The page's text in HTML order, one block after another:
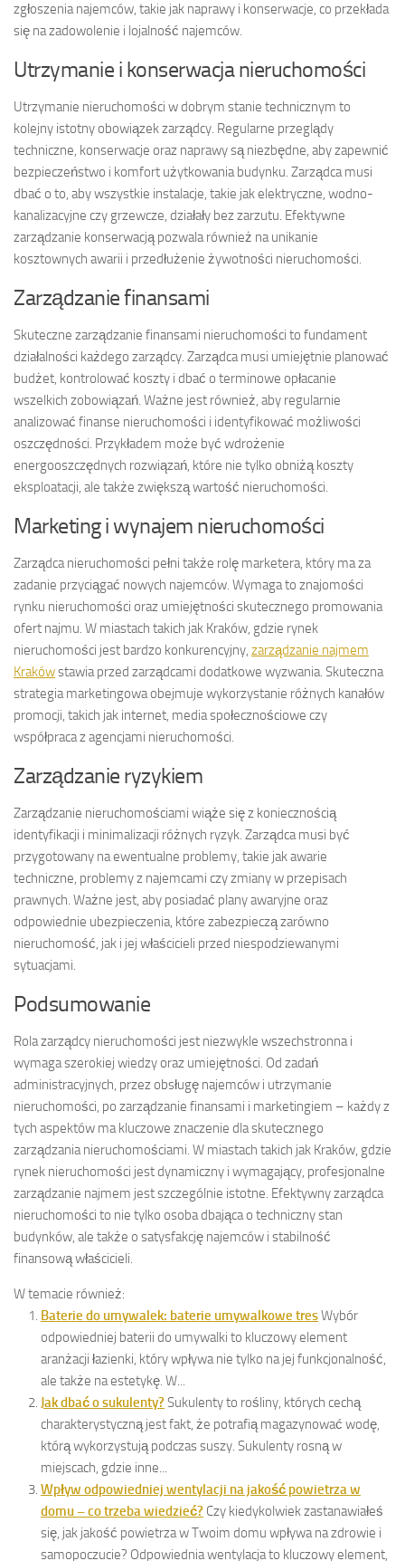
zgłoszenia najemców, takie jak naprawy i konserwacje, co przekłada
się na zadowolenie i lojalność najemców.
Utrzymanie i konserwacja nieruchomości
Utrzymanie nieruchomości w dobrym stanie technicznym to
kolejny istotny obowiązek zarządcy. Regularne przeglądy
techniczne, konserwacje oraz naprawy są niezbędne, aby zapewnić
bezpieczeństwo i komfort użytkowania budynku. Zarządca musi
dbać o to, aby wszystkie instalacje, takie jak elektryczne, wodno-
kanalizacyjne czy grzewcze, działały bez zarzutu. Efektywne
zarządzanie konserwacją pozwala również na unikanie
kosztownych awarii i przedłużenie żywotności nieruchomości.
Zarządzanie finansami
Skuteczne zarządzanie finansami nieruchomości to fundament
działalności każdego zarządcy. Zarządca musi umiejętnie planować
budżet, kontrolować koszty i dbać o terminowe opłacanie
wszelkich zobowiązań. Ważne jest również, aby regularnie
analizować finanse nieruchomości i identyfikować możliwości
oszczędności. Przykładem może być wdrożenie
energooszczędnych rozwiązań, które nie tylko obniżą koszty
eksploatacji, ale także zwiększą wartość nieruchomości.
Marketing i wynajem nieruchomości
Zarządca nieruchomości pełni także rolę marketera, który ma za
zadanie przyciągać nowych najemców. Wymaga to znajomości
rynku nieruchomości oraz umiejętności skutecznego promowania
ofert najmu. W miastach takich jak Kraków, gdzie rynek
nieruchomości jest bardzo konkurencyjny, zarządzanie najmem
Krakówstawia przed zarządcami dodatkowe wyzwania. Skuteczna
strategia marketingowa obejmuje wykorzystanie różnych kanałów
promocji, takich jak internet, media społecznościowe czy
współpraca z agencjami nieruchomości.
Zarządzanie ryzykiem
Zarządzanie nieruchomościami wiąże się z koniecznością
identyfikacji i minimalizacji różnych ryzyk. Zarządca musi być
przygotowany na ewentualne problemy, takie jak awarie
techniczne, problemy z najemcami czy zmiany w przepisach
prawnych. Ważne jest, aby posiadać plany awaryjne oraz
odpowiednie ubezpieczenia, które zabezpieczą zarówno
nieruchomość, jak i jej właścicieli przed niespodziewanymi
sytuacjami.
Podsumowanie
Rola zarządcy nieruchomości jest niezwykle wszechstronna i
wymaga szerokiej wiedzy oraz umiejętności. Od zadań
administracyjnych, przez obsługę najemców i utrzymanie
nieruchomości, po zarządzanie finansami i marketingiem – każdy z
tych aspektów ma kluczowe znaczenie dla skutecznego
zarządzania nieruchomościami. W miastach takich jak Kraków, gdzie
rynek nieruchomości jest dynamiczny i wymagający, profesjonalne
zarządzanie najmem jest szczególnie istotne. Efektywny zarządca
nieruchomości to nie tylko osoba dbająca o techniczny stan
budynków, ale także o satysfakcję najemców i stabilność
finansową właścicieli.
W temacie również:
Baterie do umywalek: baterie umywalkowe tresWybór
odpowiedniej baterii do umywalki to kluczowy element
aranżacji łazienki, który wpływa nie tylko na jej funkcjonalność,
ale także na estetykę. W...
Jak dbać o sukulenty? Sukulenty to rośliny, których cechą
charakterystyczną jest fakt, że potrafią magazynować wodę,
którą wykorzystują podczas suszy. Sukulenty rosną w
miejscach, gdzie inne...
Wpływ odpowiedniej wentylacji na jakość powietrza w
domu – co trzeba wiedzieć? Czy kiedykolwiek zastanawiałeś
się, jak jakość powietrza w Twoim domu wpływa na zdrowie i
samopoczucie? Odpowiednia wentylacja to kluczowy element,